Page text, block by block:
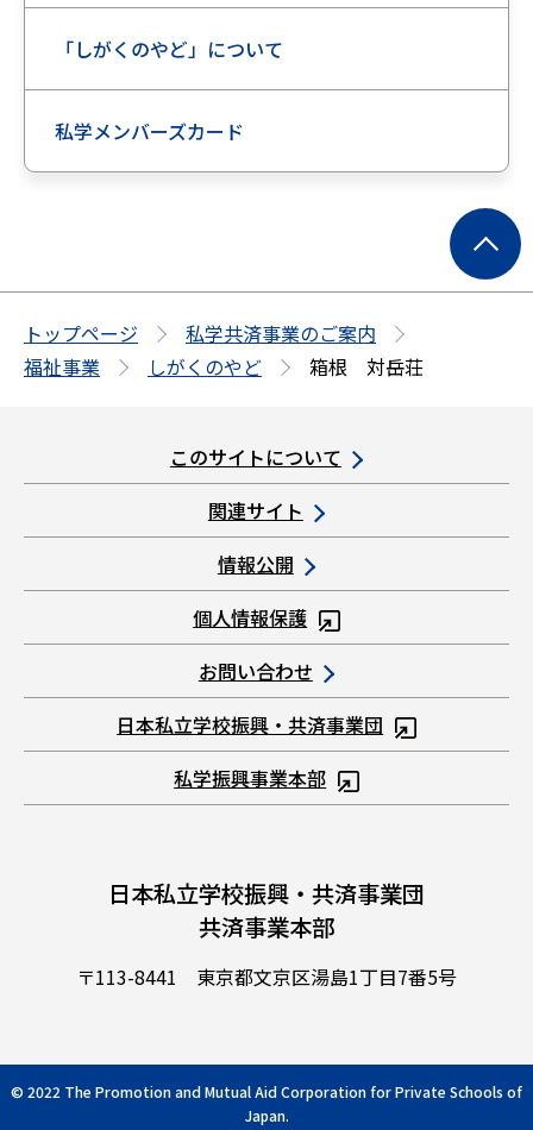
「しがくのやど」について
私学メンバーズカード
ー
ジ
トップページ
私学共済事業のご案内
福祉事業
しがくのやど 箱根 対岳荘
このサイトについて
関連サイト
情報公開
個人情報保護
お問い合わせ
日本私立学校振興・共済事業団
私学振興事業本部
日本私立学校振興・共済事業団
共済事業本部
〒113-8441 東京都文京区湯島1丁目7番5号
© 2022 The Promotion and Mutual Aid Corporation for Private Schools of
Japan.